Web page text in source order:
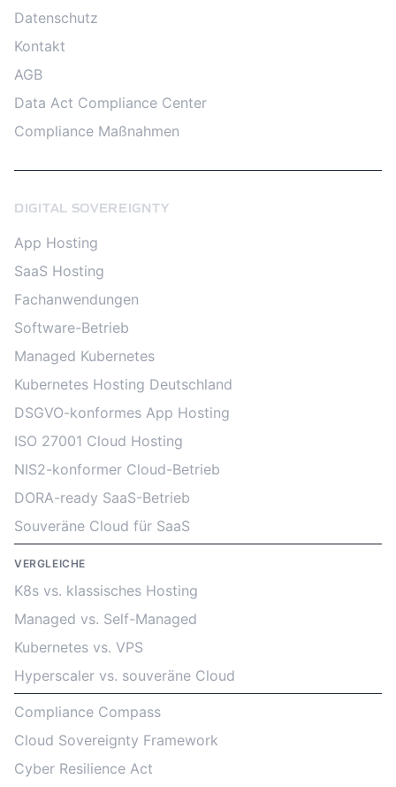
Datenschutz
Kontakt
AGB
Data Act Compliance Center
Compliance Maßnahmen
DIGITAL SOVEREIGNTY
App Hosting
SaaS Hosting
Fachanwendungen
Software-Betrieb
Managed Kubernetes
Kubernetes Hosting Deutschland
DSGVO-konformes App Hosting
ISO 27001 Cloud Hosting
NIS2-konformer Cloud-Betrieb
DORA-ready SaaS-Betrieb
Souveräne Cloud für SaaS
VERGLEICHE
K8s vs. klassisches Hosting
Managed vs. Self-Managed
Kubernetes vs. VPS
Hyperscaler vs. souveräne Cloud
Compliance Compass
Cloud Sovereignty Framework
Cyber Resilience Act